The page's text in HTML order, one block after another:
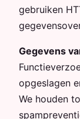
gebruiken
Gegevens
opgeslagen
We houden